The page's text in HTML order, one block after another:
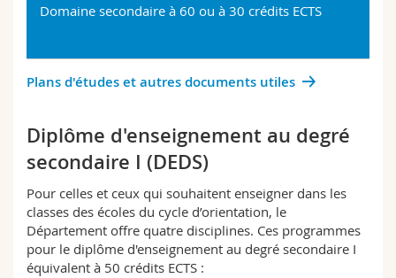
Domaine secondaire à 60 ou à 30 crédits ECTS
Plans d'études et autres documents utiles
Diplôme d'enseignement au degré
secondaire I (DEDS)
Pour celles et ceux qui souhaitent enseigner dans les
classes des écoles du cycle d’orientation, le
Département offre quatre disciplines. Ces programmes
pour le diplôme d'enseignement au degré secondaire I
équivalent à 50 crédits ECTS :